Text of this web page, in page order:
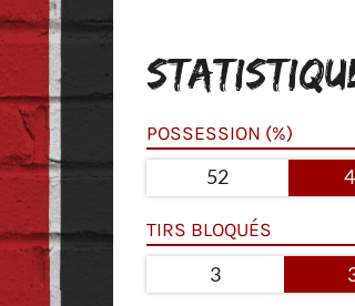
POSSESSION (%)
52
TIRS BLOQUÉS
3